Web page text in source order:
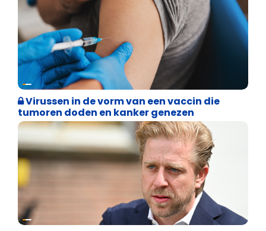
Weekblad 't Pallieterke
Virussen in de vorm van een vaccin die
tumoren doden en kanker genezen
Binnenland politiek